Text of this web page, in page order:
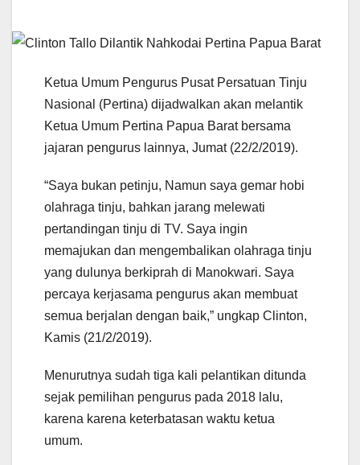
Ketua Umum Pengurus Pusat Persatuan Tinju
Nasional (Pertina) dijadwalkan akan melantik
Ketua Umum Pertina Papua Barat bersama
jajaran pengurus lainnya, Jumat (22/2/2019).
“Saya bukan petinju, Namun saya gemar hobi
olahraga tinju, bahkan jarang melewati
pertandingan tinju di TV. Saya ingin
memajukan dan mengembalikan olahraga tinju
yang dulunya berkiprah di Manokwari. Saya
percaya kerjasama pengurus akan membuat
semua berjalan dengan baik,” ungkap Clinton,
Kamis (21/2/2019).
Menurutnya sudah tiga kali pelantikan ditunda
sejak pemilihan pengurus pada 2018 lalu,
karena karena keterbatasan waktu ketua
umum.